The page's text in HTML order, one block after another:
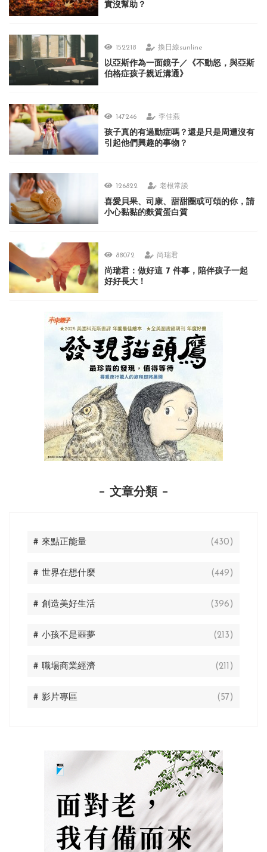
實沒幫助？
152218 換日線sunline
以亞斯作為一面鏡子／《不動怒，與亞斯
伯格症孩子親近溝通》
147246 李佳燕
孩子真的有過動症嗎？還是只是周遭沒有
引起他們興趣的事物？
126822 老根常談
喜愛貝果、司康、甜甜圈或可頌的你，請
小心黏黏的麩質蛋白質
88072 尚瑞君
尚瑞君：做好這 7 件事，陪伴孩子一起
好好長大！
文章分類
# 來點正能量 (430)
# 世界在想什麼 (449)
# 創造美好生活 (396)
# 小孩不是噩夢 (213)
# 職場商業經濟 (211)
# 影片專區 (57)